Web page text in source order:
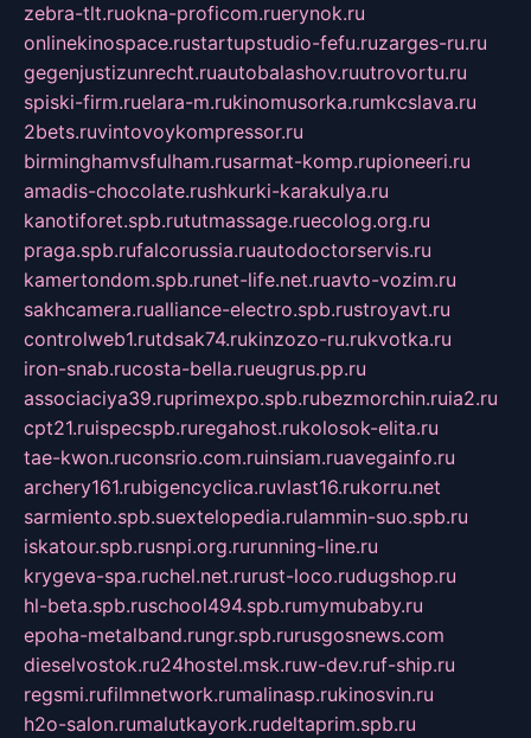
zebra-tlt.ruokna-proficom.ruerynok.ru
onlinekinospace.rustartupstudio-fefu.ruzarges-ru.ru
gegenjustizunrecht.ruautobalashov.ruutrovortu.ru
spiski-firm.ruelara-m.rukinomusorka.rumkcslava.ru
2bets.ruvintovoykompressor.ru
birminghamvsfulham.rusarmat-komp.rupioneeri.ru
amadis-chocolate.rushkurki-karakulya.ru
kanotiforet.spb.rututmassage.ruecolog.org.ru
praga.spb.rufalcorussia.ruautodoctorservis.ru
kamertondom.spb.runet-life.net.ruavto-vozim.ru
sakhcamera.rualliance-electro.spb.rustroyavt.ru
controlweb1.rutdsak74.rukinzozo-ru.rukvotka.ru
iron-snab.rucosta-bella.rueugrus.pp.ru
associaciya39.ruprimexpo.spb.rubezmorchin.ruia2.ru
cpt21.ruispecspb.ruregahost.rukolosok-elita.ru
tae-kwon.ruconsrio.com.ruinsiam.ruavegainfo.ru
archery161.rubigencyclica.ruvlast16.rukorru.net
sarmiento.spb.suextelopedia.rulammin-suo.spb.ru
iskatour.spb.rusnpi.org.rurunning-line.ru
krygeva-spa.ruchel.net.rurust-loco.rudugshop.ru
hl-beta.spb.ruschool494.spb.rumymubaby.ru
epoha-metalband.rungr.spb.rurusgosnews.com
dieselvostok.ru24hostel.msk.ruw-dev.ruf-ship.ru
regsmi.rufilmnetwork.rumalinasp.rukinosvin.ru
h2o-salon.rumalutkayork.rudeltaprim.spb.ru